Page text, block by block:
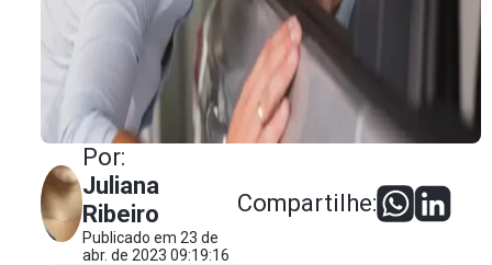
Por:
Juliana
Ribeiro
Publicado em 23 de
abr. de 2023 09:19:16
Compartilhe: